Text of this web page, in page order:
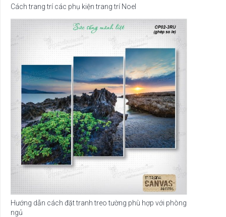
Cách trang trí các phụ kiện trang trí Noel
Hướng dẫn cách đặt tranh treo tường phù hợp với phòng
ngủ